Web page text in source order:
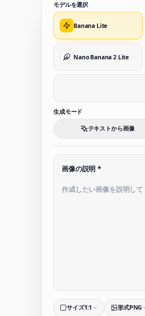
モデルを選択
Banana Lite
Nano Banana 2 Lite
生成モード
テキストから画像
画像の説明 *
サイズ1:1 形式PNG